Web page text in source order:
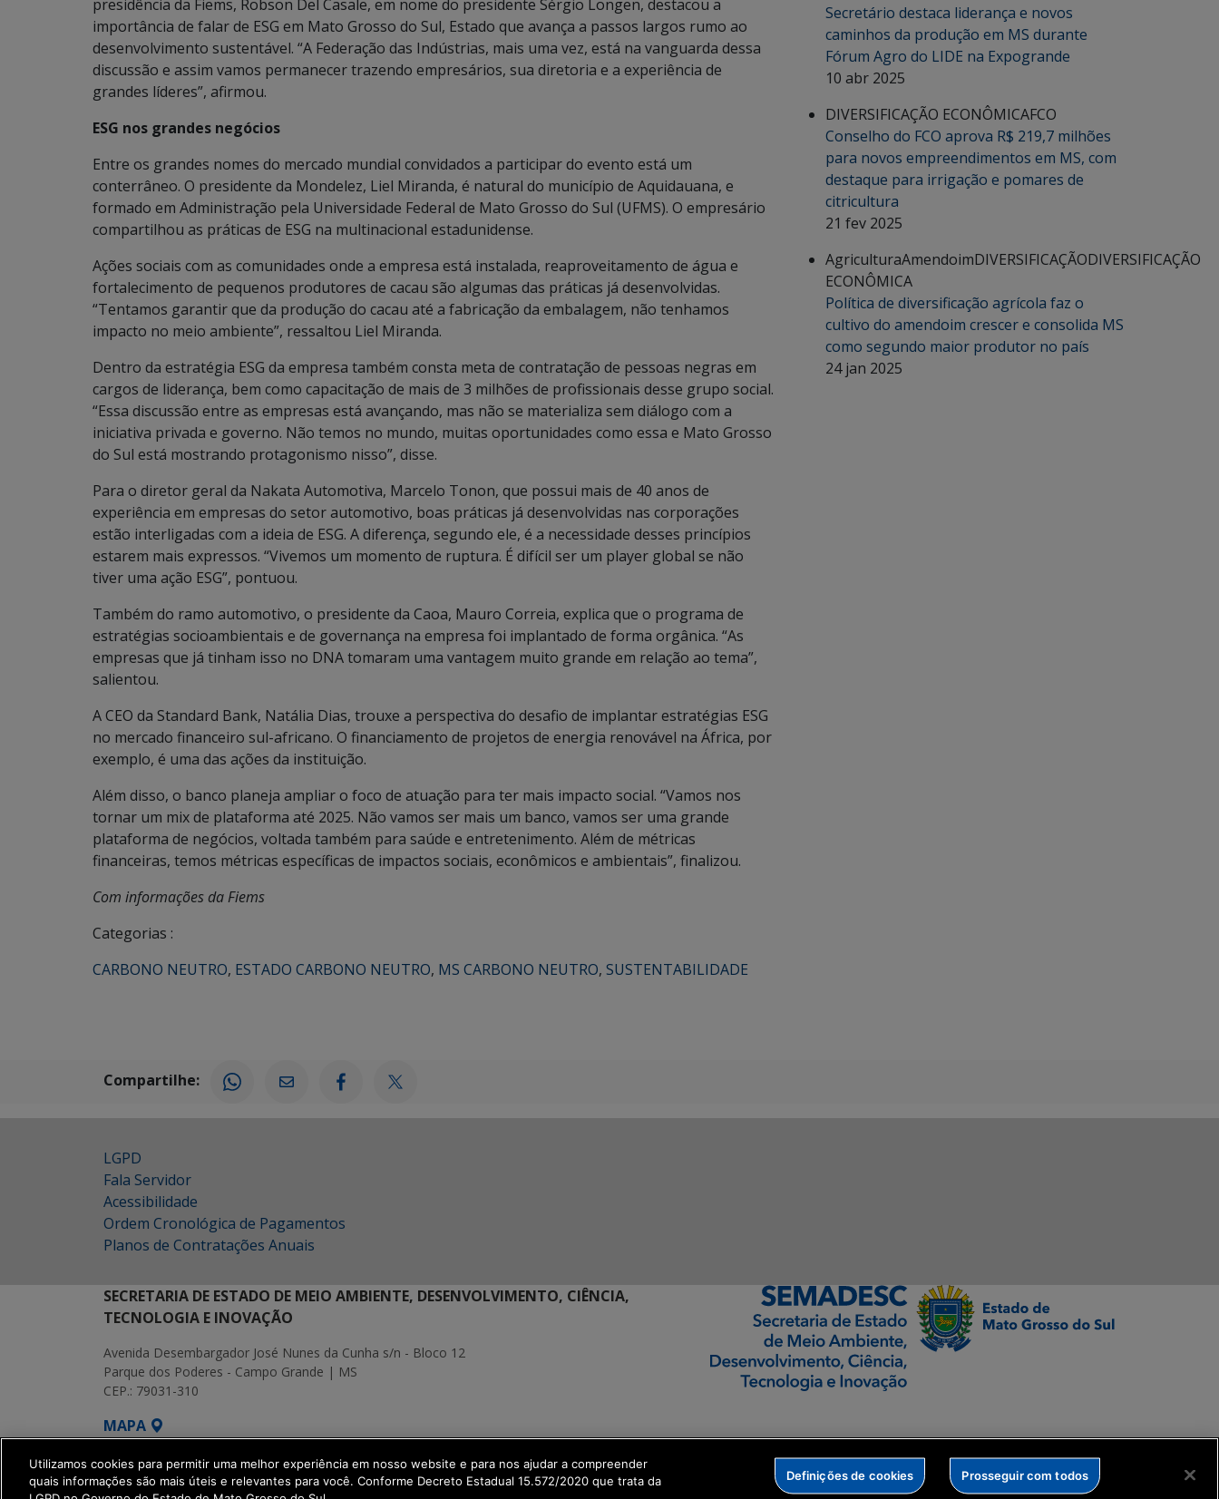
presidência da Fiems, Robson Del Casale, em nome do presidente Sérgio Longen, destacou a
importância de falar de ESG em Mato Grosso do Sul, Estado que avança a passos largos rumo ao
desenvolvimento sustentável. “A Federação das Indústrias, mais uma vez, está na vanguarda dessa
discussão e assim vamos permanecer trazendo empresários, sua diretoria e a experiência de
grandes líderes”, afirmou.
ESG nos grandes negócios
Entre os grandes nomes do mercado mundial convidados a participar do evento está um
conterrâneo. O presidente da Mondelez, Liel Miranda, é natural do município de Aquidauana, e
formado em Administração pela Universidade Federal de Mato Grosso do Sul (UFMS). O empresário
compartilhou as práticas de ESG na multinacional estadunidense.
Ações sociais com as comunidades onde a empresa está instalada, reaproveitamento de água e
fortalecimento de pequenos produtores de cacau são algumas das práticas já desenvolvidas.
“Tentamos garantir que da produção do cacau até a fabricação da embalagem, não tenhamos
impacto no meio ambiente”, ressaltou Liel Miranda.
Dentro da estratégia ESG da empresa também consta meta de contratação de pessoas negras em
cargos de liderança, bem como capacitação de mais de 3 milhões de profissionais desse grupo social.
“Essa discussão entre as empresas está avançando, mas não se materializa sem diálogo com a
iniciativa privada e governo. Não temos no mundo, muitas oportunidades como essa e Mato Grosso
do Sul está mostrando protagonismo nisso”, disse.
Para o diretor geral da Nakata Automotiva, Marcelo Tonon, que possui mais de 40 anos de
experiência em empresas do setor automotivo, boas práticas já desenvolvidas nas corporações
estão interligadas com a ideia de ESG. A diferença, segundo ele, é a necessidade desses princípios
estarem mais expressos. “Vivemos um momento de ruptura. É difícil ser um player global se não
tiver uma ação ESG”, pontuou.
Também do ramo automotivo, o presidente da Caoa, Mauro Correia, explica que o programa de
estratégias socioambientais e de governança na empresa foi implantado de forma orgânica. “As
empresas que já tinham isso no DNA tomaram uma vantagem muito grande em relação ao tema”,
salientou.
A CEO da Standard Bank, Natália Dias, trouxe a perspectiva do desafio de implantar estratégias ESG
no mercado financeiro sul-africano. O financiamento de projetos de energia renovável na África, por
exemplo, é uma das ações da instituição.
Além disso, o banco planeja ampliar o foco de atuação para ter mais impacto social. “Vamos nos
tornar um mix de plataforma até 2025. Não vamos ser mais um banco, vamos ser uma grande
plataforma de negócios, voltada também para saúde e entretenimento. Além de métricas
financeiras, temos métricas específicas de impactos sociais, econômicos e ambientais”, finalizou.
Com informações da Fiems
Categorias :
CARBONO NEUTRO, ESTADO CARBONO NEUTRO, MS CARBONO NEUTRO, SUSTENTABILIDADE
Secretário destaca liderança e novos
caminhos da produção em MS durante
Fórum Agro do LIDE na Expogrande
10 abr 2025
DIVERSIFICAÇÃO ECONÔMICAFCO
Conselho do FCO aprova R$ 219,7 milhões
para novos empreendimentos em MS, com
destaque para irrigação e pomares de
citricultura
21 fev 2025
AgriculturaAmendoimDIVERSIFICAÇÃODIVERSIFICAÇÃO
ECONÔMICA
Política de diversificação agrícola faz o
cultivo do amendoim crescer e consolida MS
como segundo maior produtor no país
24 jan 2025
Compartilhe:
LGPD
Fala Servidor
Acessibilidade
Ordem Cronológica de Pagamentos
Planos de Contratações Anuais
SECRETARIA DE ESTADO DE MEIO AMBIENTE, DESENVOLVIMENTO, CIÊNCIA,
TECNOLOGIA E INOVAÇÃO
Avenida Desembargador José Nunes da Cunha s/n - Bloco 12
Parque dos Poderes - Campo Grande | MS
CEP.: 79031-310
MAPA
SETDIG | Secretaria-Executiva de Transformação Digital
Utilizamos cookies para permitir uma melhor experiência em nosso website e para nos ajudar a compreender
quais informações são mais úteis e relevantes para você. Conforme Decreto Estadual 15.572/2020 que trata da
Definições de cookies Prosseguir com todos